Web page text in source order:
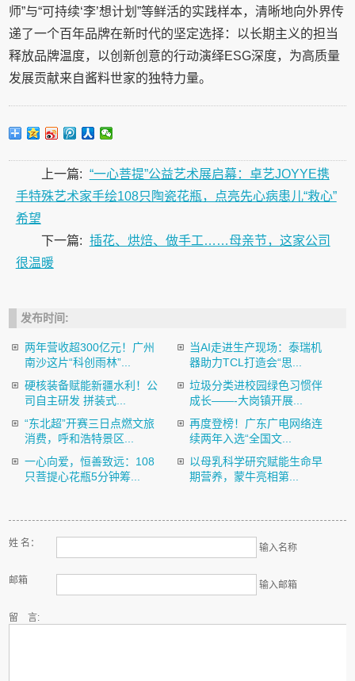
师”与“可持续‘李’想计划”等鲜活的实践样本，清晰地向外界传
递了一个百年品牌在新时代的坚定选择：以长期主义的担当
释放品牌温度，以创新创意的行动演绎ESG深度，为高质量
发展贡献来自酱料世家的独特力量。
上一篇: “一心菩提”公益艺术展启幕：卓艺JOYYE携
手特殊艺术家手绘108只陶瓷花瓶，点亮先心病患儿“救心”
希望
下一篇: 插花、烘焙、做手工……母亲节，这家公司
很温暖
发布时间:
两年营收超300亿元！广州
南沙这片“科创雨林”...
当AI走进生产现场：泰瑞机
器助力TCL打造会“思...
硬核装备赋能新疆水利！公
司自主研发 拼装式...
垃圾分类进校园绿色习惯伴
成长——-大岗镇开展...
“东北超”开赛三日点燃文旅
消费，呼和浩特景区...
再度登榜！广东广电网络连
续两年入选“全国文...
一心向爱，恒善致远：108
只菩提心花瓶5分钟筹...
以母乳科学研究赋能生命早
期营养，蒙牛亮相第...
姓 名： 输入名称
邮箱 输入邮箱
留 言: